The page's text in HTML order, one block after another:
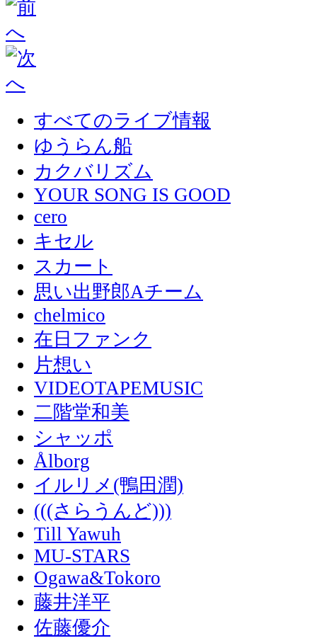
すべてのライブ情報
ゆうらん船
カクバリズム
YOUR SONG IS GOOD
cero
キセル
スカート
思い出野郎Aチーム
chelmico
在日ファンク
片想い
VIDEOTAPEMUSIC
二階堂和美
シャッポ
Ålborg
イルリメ(鴨田潤)
(((さらうんど)))
Till Yawuh
MU-STARS
Ogawa&Tokoro
藤井洋平
佐藤優介